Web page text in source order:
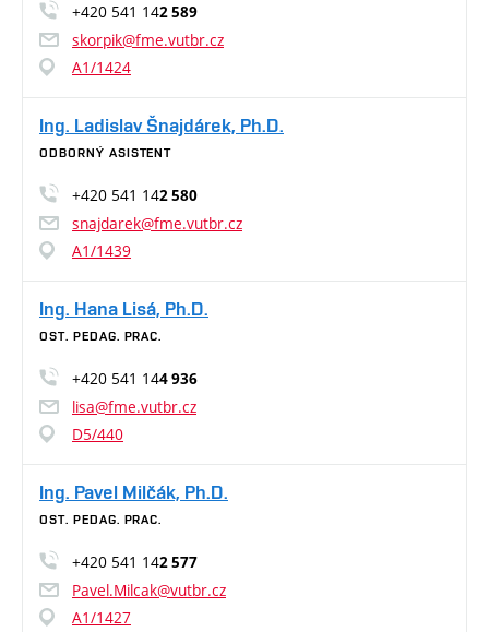
+420 541 142 589
skorpik@fme.vutbr.cz
A1/1424
Ing. Ladislav Šnajdárek, Ph.D.
ODBORNÝ ASISTENT
+420 541 142 580
snajdarek@fme.vutbr.cz
A1/1439
Ing. Hana Lisá, Ph.D.
OST. PEDAG. PRAC.
+420 541 144 936
lisa@fme.vutbr.cz
D5/440
Ing. Pavel Milčák, Ph.D.
OST. PEDAG. PRAC.
+420 541 142 577
Pavel.Milcak@vutbr.cz
A1/1427